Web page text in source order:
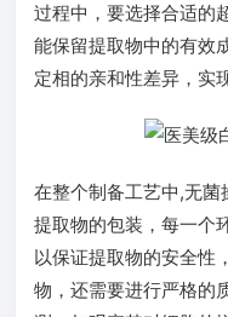
过程中，要选择合适的
能保留提取物中的有效
定相的亲和性差异，实
在整个制备工艺中,无
提取物的包装，每一个
以保证提取物的安全性
物，还需要进行严格的